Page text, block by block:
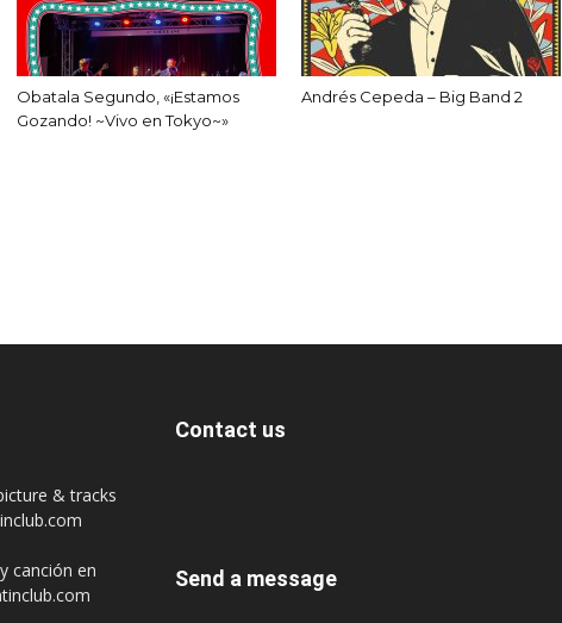
Obatala Segundo, «¡Estamos
Gozando! ~Vivo en Tokyo~»
Andrés Cepeda – Big Band 2
& tracks
canción en
Contact us
Send a message